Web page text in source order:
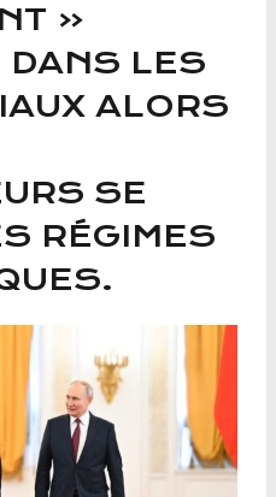
«
DANS LES
ALORS
SE
RÉGIMES